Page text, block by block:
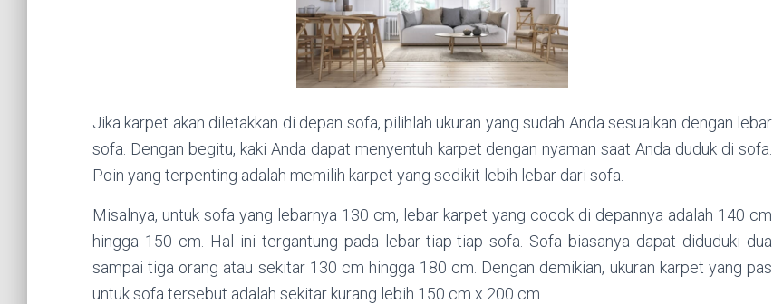
Jika karpet akan diletakkan di depan sofa, pilihlah ukuran yang sudah Anda sesuaikan dengan lebar
sofa. Dengan begitu, kaki Anda dapat menyentuh karpet dengan nyaman saat Anda duduk di sofa.
Poin yang terpenting adalah memilih karpet yang sedikit lebih lebar dari sofa.
Misalnya, untuk sofa yang lebarnya 130 cm, lebar karpet yang cocok di depannya adalah 140 cm
hingga 150 cm. Hal ini tergantung pada lebar tiap-tiap sofa. Sofa biasanya dapat diduduki dua
sampai tiga orang atau sekitar 130 cm hingga 180 cm. Dengan demikian, ukuran karpet yang pas
untuk sofa tersebut adalah sekitar kurang lebih 150 cm x 200 cm.